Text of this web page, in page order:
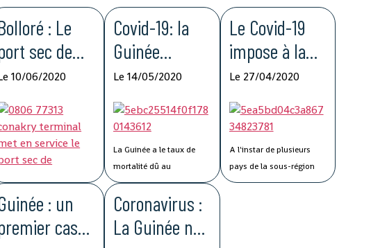
: Le
sec de
pour
la
la chaîne
10/06/2020
Covid-19: la
Guinée
enregistre le
taux de
mortalité le
plus bas de la
MRU
Le 14/05/2020
La Guinée a le taux de
mortalité dû au
coronavirus le plus faible
de l'Union du fleuve Mano
officiels rendus publics
Le Covid-19
impose à la
Guinée de
nouvelles
méthodologie
s de travail
Le 27/04/2020
A l'instar de plusieurs
pays de la sous-région
ouest-africaine, la
: un
cas
Coronavirus :
La Guinée ne